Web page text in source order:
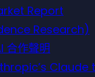
Report
Research)
作聲明
Claude